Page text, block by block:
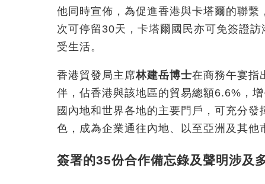
他同時宣佈，為促進香港與卡塔爾的聯
次可停留30天，卡塔爾國民亦可免簽證
受生活。
香港貿發局主席林建岳博士在商務午宴指
伴，佔香港與該地區的貿易總額6.6%，
國內地和世界各地的主要門戶，可充分
色，成為企業通往內地、以至亞洲及其他
簽署的35份合作備忘錄及聲明涉及